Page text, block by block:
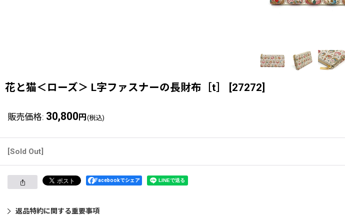
花と猫＜ローズ＞ L字ファスナーの長財布［t］ 27272
販売価格: 30,800 円 (税込)
[Sold Out]
Facebookでシェア
返品特約に関する重要事項